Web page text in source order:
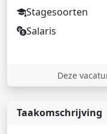
Stagesoorten
Salaris
Deze
Taakomschrijving